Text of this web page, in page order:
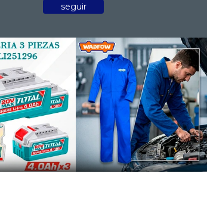
seguir